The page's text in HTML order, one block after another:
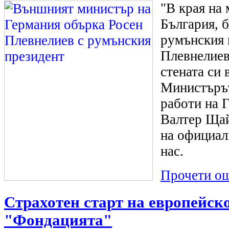
"В края на
България,
румънския
стената си
работи на
Валтер
на
нас.
Прочети
Страхотен старт на
"Фондацията"